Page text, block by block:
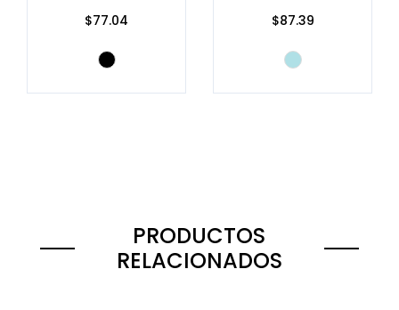
$77.04 $87.39
PRODUCTOS
RELACIONADOS